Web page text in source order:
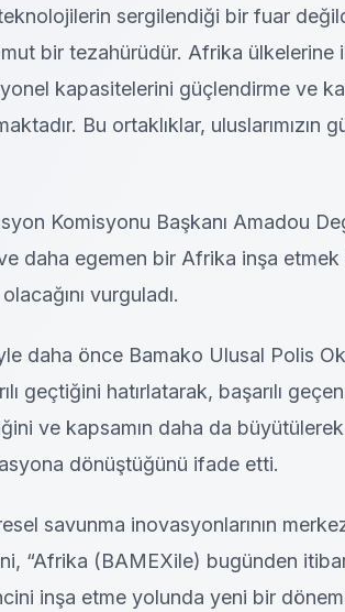
sergilendiği bir fuar
bir tezahürüdür. Afrika ülkelerine
kapasitelerini güçlendirme ve
Bu ortaklıklar, uluslarımızın
Komisyonu Başkanı Amadou
daha egemen bir Afrika inşa etmek
vurguladı.
daha önce Bamako Ulusal Polis
geçtiğini hatırlatarak, başarılı
ve kapsamın daha da
dönüştüğünü ifade etti.
savunma inovasyonlarının
“Afrika (BAMEXile) bugünden
inşa etme yolunda yeni bir